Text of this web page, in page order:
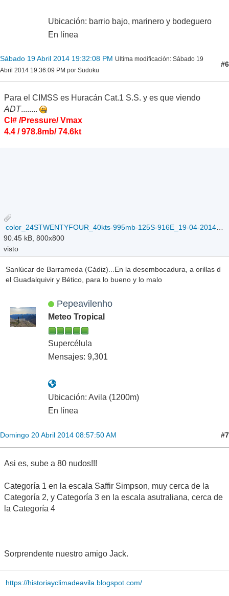
Ubicación: barrio bajo, marinero y bodeguero
En línea
Sábado 19 Abril 2014 19:32:08 PM Ultima modificación: Sábado 19
Abril 2014 19:36:09 PM por Sudoku
#6
Para el CIMSS es Huracán Cat.1 S.S. y es que viendo
ADT........
CI# /Pressure/ Vmax
4.4 / 978.8mb/ 74.6kt
90.45 kB, 800x800
visto
Sanlúcar de Barrameda (Cádiz)...En la desembocadura, a orillas d
el Guadalquivir y Bético, para lo bueno y lo malo
Pepeavilenho
Meteo Tropical
Supercélula
Mensajes: 9,301
Ubicación: Avila (1200m)
En línea
Domingo 20 Abril 2014 08:57:50 AM #7
Asi es, sube a 80 nudos!!!
Categoría 1 en la escala Saffir Simpson, muy cerca de la
Categoría 2, y Categoría 3 en la escala asutraliana, cerca de
la Categoría 4
Sorprendente nuestro amigo Jack.
https://historiayclimadeavila.blogspot.com/